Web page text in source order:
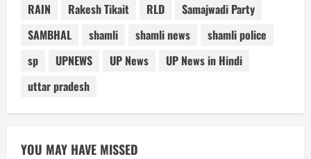
RAIN
Rakesh Tikait RLD
Samajwadi Party
SAMBHAL
shamli shamli news
shamli police
sp
UPNEWS UP News
UP News in Hindi
uttar pradesh
YOU MAY HAVE MISSED